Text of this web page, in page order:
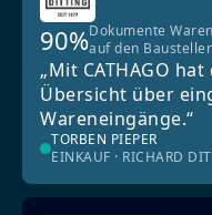
90%Dokumente
auf den
„Mit CATHAGO
Übersicht über
Wareneingänge.“
TORBEN PIEPER
EINKAUF · RICHARD